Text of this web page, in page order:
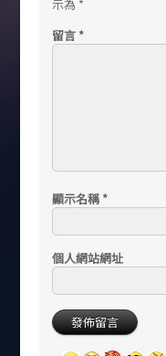
示為 *
留言 *
顯示名稱 *
個人網站網址